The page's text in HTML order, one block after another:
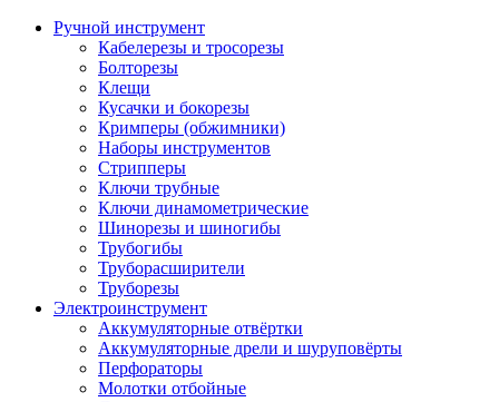
Ручной инструмент
Кабелерезы и тросорезы
Болторезы
Клещи
Кусачки и бокорезы
Кримперы (обжимники)
Наборы инструментов
Стрипперы
Ключи трубные
Ключи динамометрические
Шинорезы и шиногибы
Трубогибы
Труборасширители
Труборезы
Электроинструмент
Аккумуляторные отвёртки
Аккумуляторные дрели и шуруповёрты
Перфораторы
Молотки отбойные